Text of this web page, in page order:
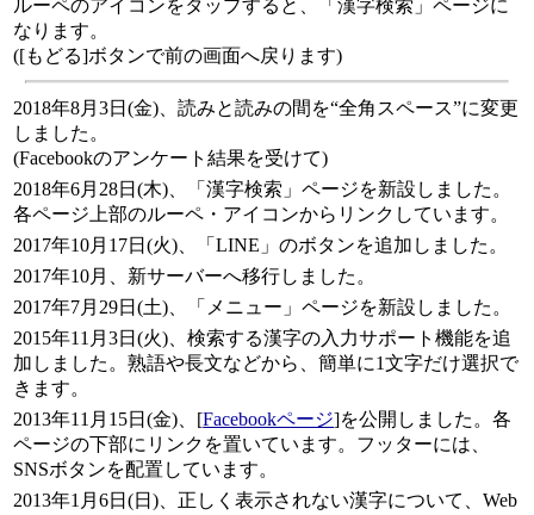
ルーペのアイコンをタップすると、「漢字検索」ページに
なります。
([もどる]ボタンで前の画面へ戻ります)
2018年8月3日(金)、読みと読みの間を“全角スペース”に変更
しました。
(Facebookのアンケート結果を受けて)
2018年6月28日(木)、「漢字検索」ページを新設しました。
各ページ上部のルーペ・アイコンからリンクしています。
2017年10月17日(火)、「LINE」のボタンを追加しました。
2017年10月、新サーバーへ移行しました。
2017年7月29日(土)、「メニュー」ページを新設しました。
2015年11月3日(火)、検索する漢字の入力サポート機能を追
加しました。熟語や長文などから、簡単に1文字だけ選択で
きます。
2013年11月15日(金)、[Facebookページ]を公開しました。各
ページの下部にリンクを置いています。フッターには、
SNSボタンを配置しています。
2013年1月6日(日)、正しく表示されない漢字について、Web